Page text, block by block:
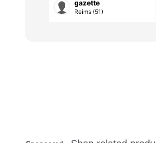
gazette
Reims (51)